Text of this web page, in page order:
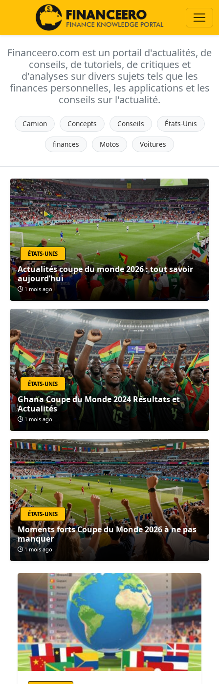
Financeero.com est un portail d'actualités, de
conseils, de tutoriels, de critiques et
d'analyses sur divers sujets tels que les
finances personnelles, les applications et les
conseils sur l'actualité.
Camion Concepts Conseils États-Unis
finances Motos Voitures
ÉTATS-UNIS
Actualités coupe du monde 2026 : tout savoir
aujourd’hui
1 mois ago
ÉTATS-UNIS
Ghana Coupe du Monde 2024 Résultats et
Actualités
1 mois ago
ÉTATS-UNIS
Moments forts Coupe du Monde 2026 à ne pas
manquer
1 mois ago